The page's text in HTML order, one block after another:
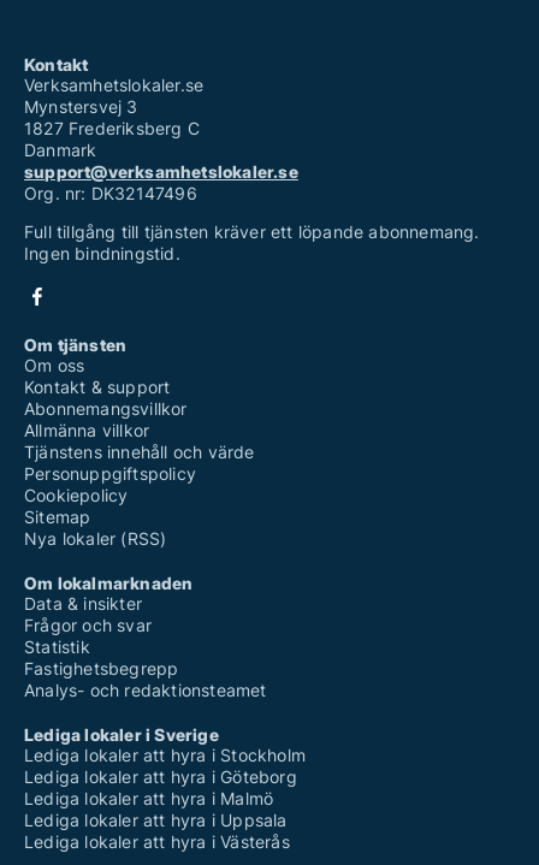
Kontakt
Verksamhetslokaler.se
Mynstersvej 3
1827 Frederiksberg C
Danmark
support@verksamhetslokaler.se
Org. nr: DK32147496
Full tillgång till tjänsten kräver ett löpande abonnemang.
Ingen bindningstid.
Om tjänsten
Om oss
Kontakt & support
Abonnemangsvillkor
Allmänna villkor
Tjänstens innehåll och värde
Personuppgiftspolicy
Cookiepolicy
Sitemap
Nya lokaler (RSS)
Om lokalmarknaden
Data & insikter
Frågor och svar
Statistik
Fastighetsbegrepp
Analys- och redaktionsteamet
Lediga lokaler i Sverige
Lediga lokaler att hyra i Stockholm
Lediga lokaler att hyra i Göteborg
Lediga lokaler att hyra i Malmö
Lediga lokaler att hyra i Uppsala
Lediga lokaler att hyra i Västerås